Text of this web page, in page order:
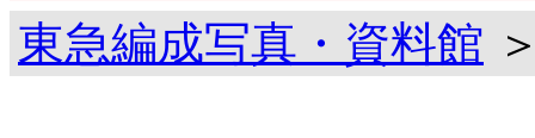
東急編成写真・資料館